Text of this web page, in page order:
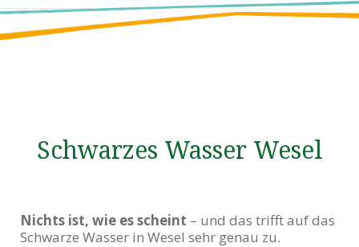
Schwarzes Wasser Wesel
Nichts ist, wie es scheint – und das trifft auf das
Schwarze Wasser in Wesel sehr genau zu.